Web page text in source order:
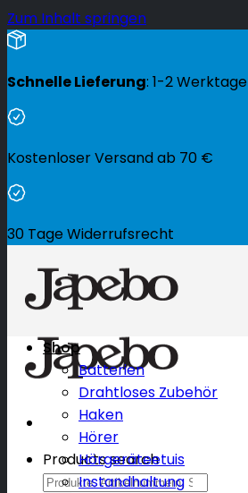
Zum Inhalt springen
Schnelle Lieferung: 1-2 Werktage
Kostenloser Versand ab 70 €
30 Tage Widerrufsrecht
Products search
Shop
Batterien
Drahtloses Zubehör
Haken
Hörer
Hörgeräteetuis
Instandhaltung